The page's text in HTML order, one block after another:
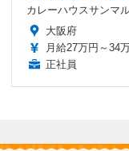
カレーハウスサンマ
大阪府
月給27万円～34
正社員